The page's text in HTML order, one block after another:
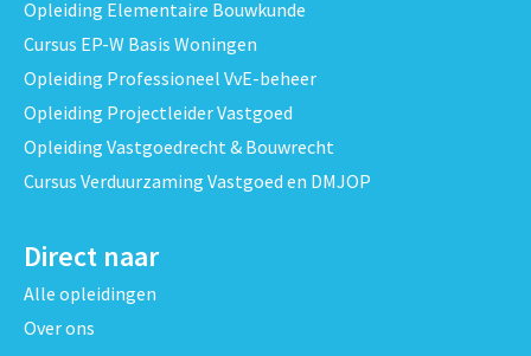
Opleiding Elementaire Bouwkunde
Cursus EP-W Basis Woningen
Opleiding Professioneel VvE-beheer
Opleiding Projectleider Vastgoed
Opleiding Vastgoedrecht & Bouwrecht
Cursus Verduurzaming Vastgoed en DMJOP
Direct naar
Alle opleidingen
Over ons